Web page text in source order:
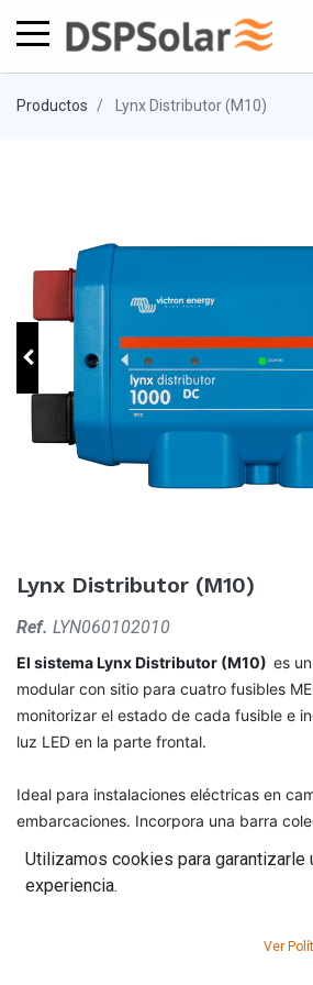
Productos Lynx Distributor (M10)
Lynx Distributor (M10)
Ref. LYN060102010
El sistema Lynx Distributor (M10) es
modular con sitio para cuatro fusibles
monitorizar el estado de cada fusible e
luz LED en la parte frontal.
Ideal para instalaciones eléctricas en
embarcaciones. Incorpora una barra
además de una conexión a tierra.
Utilizamos cookies para garantizarle
experiencia.
Ver